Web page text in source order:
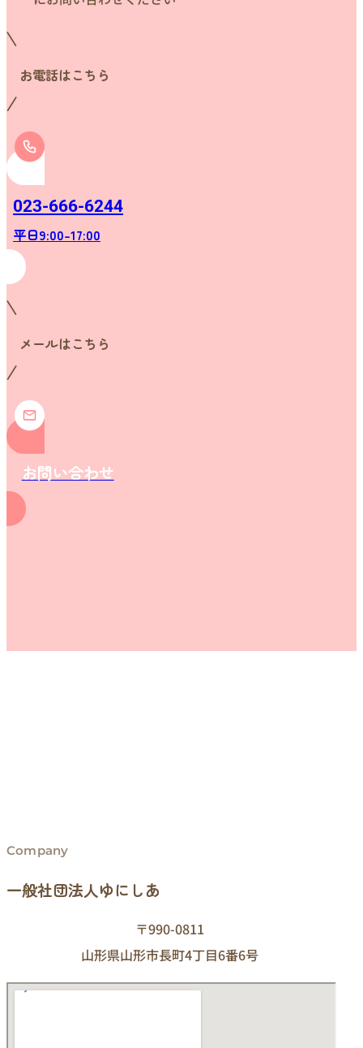
お電話はこちら
023-666-6244
平日9:00-17:00
メールはこちら
お問い合わせ
Company
一般社団法人ゆにしあ
〒990-0811
山形県山形市長町4丁目6番6号